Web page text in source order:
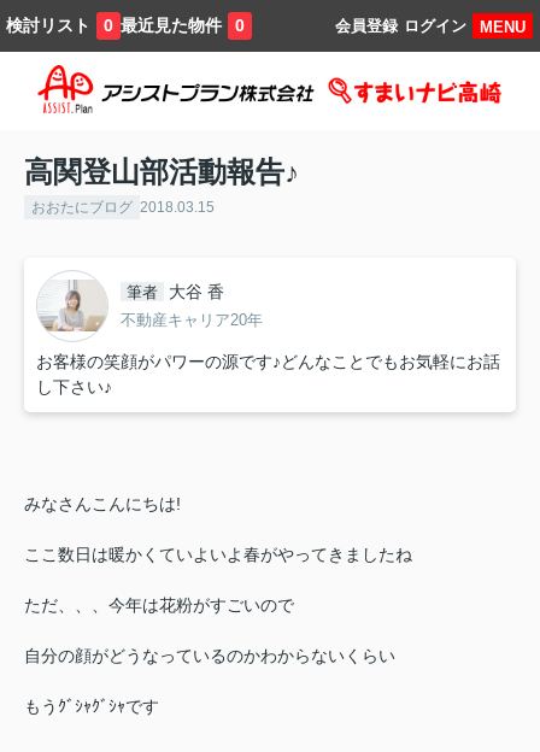
検討リスト 0 最近見た物件 0 MENU
ログイン
会員登録
高関登山部活動報告♪
おおたにブログ 2018.03.15
筆者 大谷 香
不動産キャリア20年
お客様の笑顔がパワーの源です♪どんなことでもお気軽にお話
し下さい♪
みなさんこんにちは!
ここ数日は暖かくていよいよ春がやってきましたね
ただ、、、今年は花粉がすごいので
自分の顔がどうなっているのかわからないくらい
もうｸﾞｼｬｸﾞｼｬです